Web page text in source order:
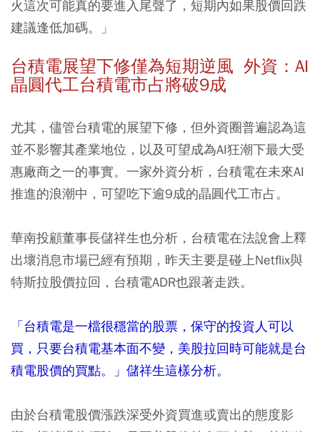
火這次可能真的要進入尾聲了，短期內如果股價回跌
建議逢低加碼。」
台積電展望下修僅為短期逆風 外資：AI
晶圓代工台積電市占將破9成
尤其，儘管台積電的展望下修，但外資圈普遍認為這
並不影響其產業地位，以及可望成為AI狂潮下最大受
惠廠商之一的事實。一家外資分析，台積電在未來AI
推進的浪潮中，可望吃下逾9成的晶圓代工市占。
華南投顧董事長儲祥生也分析，台積電在法說會上釋
出壞消息市場已經有預期，昨天主要是碰上Netflix與
特斯拉股價拉回，台積電ADR也跟著走跌。
「台積電是一檔很穩當的股票，保守的投資人可以
買，只要台積電基本面不變，美股拉回時可能就是台
積電股價的買點。」儲祥生這樣分析。
由於台積電股價漲跌深受外資買進或賣出的態度影